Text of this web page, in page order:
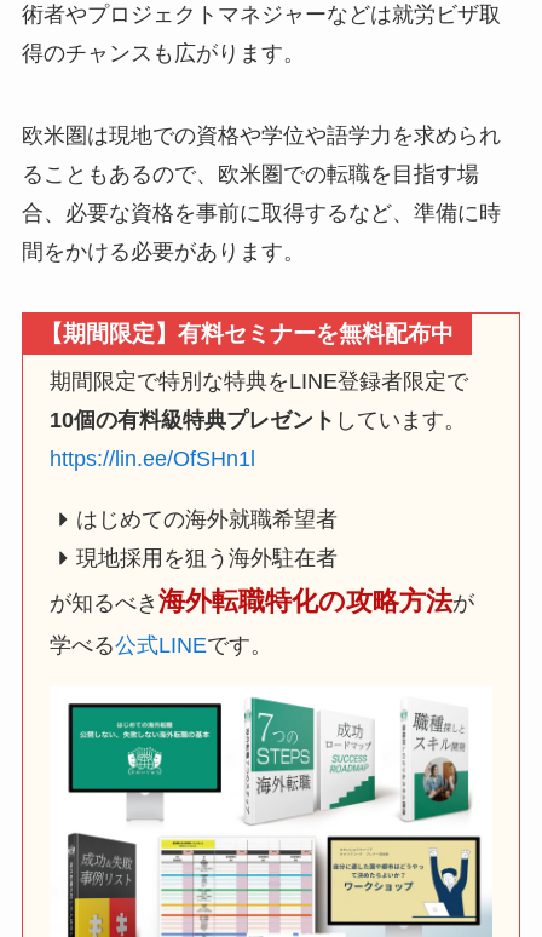
術者やプロジェクトマネジャーなどは就労ビザ取
得のチャンスも広がります。
欧米圏は現地での資格や学位や語学力を求められ
ることもあるので、欧米圏での転職を目指す場
合、必要な資格を事前に取得するなど、準備に時
間をかける必要があります。
【期間限定】有料セミナーを無料配布中
期間限定で特別な特典をLINE登録者限定で
10個の有料級特典プレゼント しています。
https://lin.ee/OfSHn1l
はじめての海外就職希望者
現地採用を狙う海外駐在者
が知るべき海外転職特化の攻略方法が
学べる公式LINEです。